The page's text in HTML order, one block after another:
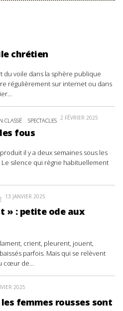
chrétien
du voile dans la sphère publique
régulièrement sur internet ou dans
CLASSÉ SPECTACLES 2 FÉVRIER 2025
fous
il y a deux semaines sous les
silence qui règne habituellement
13 JANVIER 2025
» : petite ode aux
crient, pleurent, jouent,
parfois. Mais qui se relèvent
cœur de...
2025
les femmes rousses sont